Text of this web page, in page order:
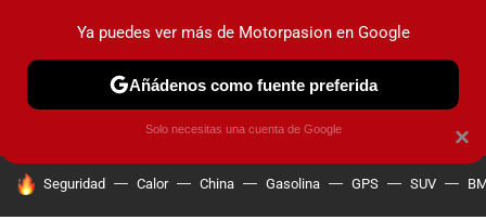
PRUEBAS COCHES ELÉCTRICOS OBSERVATORIO
HOY SE HABLA DE
Seguridad Calor China Gasolina GPS SUV
×
Ya puedes ver más de Motorpasion en Google
Añádenos como fuente preferida
Solo necesitas una cuenta de Google